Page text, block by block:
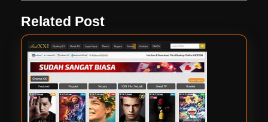
post:
Related Post